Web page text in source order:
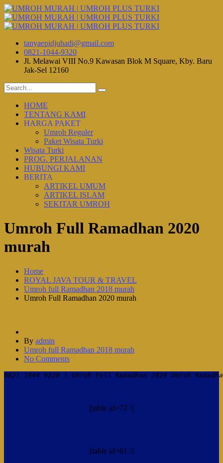
tanyaepidjuhadi@gmail.com
0821-1044-9320
Jl. Melawai VIII No.9 Kawasan Blok M Square, Kby. Baru
Jak-Sel 12160
HOME
TENTANG KAMI
HARGA PAKET
Umroh Reguler
Paket Wisata Turki
Wisata Turki
PROG. PERJALANAN
HUBUNGI KAMI
BERITA
ARTIKEL UMUM
ARTIKEL ISLAM
SEKITAR UMROH
Umroh Full Ramadhan 2020
murah
Home
ROYAL JAVA TOUR & TRAVEL
Umroh full Ramadhan 2018 murah
Umroh Full Ramadhan 2020 murah
By admin
Umroh full Ramadhan 2018 murah
No Comments
0821 1044 9320 | Umroh Full Ramadhan 2020 Umroh
[table id=72 /]
[table id=61 /]